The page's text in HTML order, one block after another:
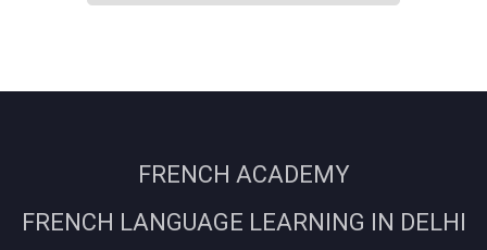
FRENCH ACADEMY
FRENCH LANGUAGE LEARNING IN DELHI